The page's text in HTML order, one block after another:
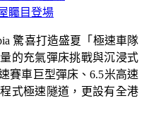
矚目登場
驚喜打造盛夏「極速車隊
的充氣彈床挑戰與沉浸式
賽車巨型彈床、6.5米高速
式極速隧道，更設有全港